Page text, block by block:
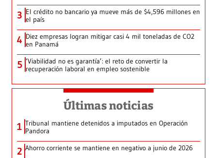
3 El crédito no bancario ya mueve más de $4,596 millones en
el país
4 Diez empresas logran mitigar casi 4 mil toneladas de CO2
en Panamá
5 ‘Viabilidad no es garantía’: el reto de convertir la
recuperación laboral en empleo sostenible
Últimas noticias
1 Tribunal mantiene detenidos a imputados en Operación
Pandora
2 Ahorro corriente se mantiene en negativo a junio de 2026